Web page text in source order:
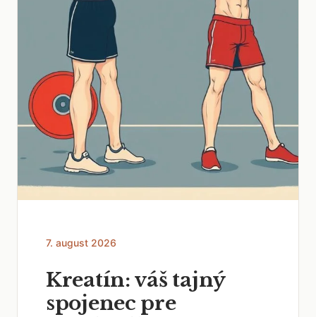
7. august 2026
Kreatín: váš tajný
spojenec pre